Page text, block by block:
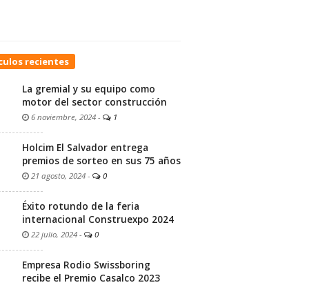
recientes
La gremial y su equipo como
motor del sector construcción
6 noviembre, 2024 - 1
Holcim El Salvador entrega
premios de sorteo en sus 75 años
21 agosto, 2024 - 0
Éxito rotundo de la feria
internacional Construexpo 2024
22 julio, 2024 - 0
Empresa Rodio Swissboring
recibe el Premio Casalco 2023